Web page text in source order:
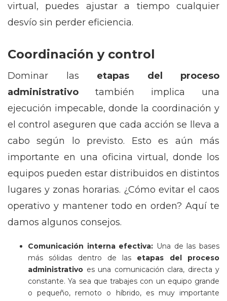
virtual, puedes ajustar a tiempo cualquier
desvío sin perder eficiencia.
Coordinación y control
Dominar las etapas del proceso
administrativo también implica una
ejecución impecable, donde la coordinación y
el control aseguren que cada acción se lleva a
cabo según lo previsto. Esto es aún más
importante en una oficina virtual, donde los
equipos pueden estar distribuidos en distintos
lugares y zonas horarias. ¿Cómo evitar el caos
operativo y mantener todo en orden? Aquí te
damos algunos consejos.
Comunicación interna efectiva: Una de las bases
más sólidas dentro de las etapas del proceso
administrativo es una comunicación clara, directa y
constante. Ya sea que trabajes con un equipo grande
o pequeño, remoto o híbrido, es muy importante